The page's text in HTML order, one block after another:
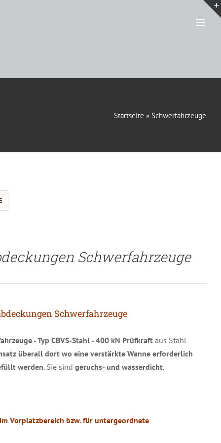
Startseite » Schwerfahrzeuge
Schwerfahrzeuge
Schwerfahrzeuge
- Typ CBVS-Stahl - 400 kN Prüfkraftaus Stahl
überall dort wo eine verstärkte Wanne erforderlich
werden. Sie sind geruchs- und wasserdicht.
Vorplatzbereich bzw. für untergeordnete